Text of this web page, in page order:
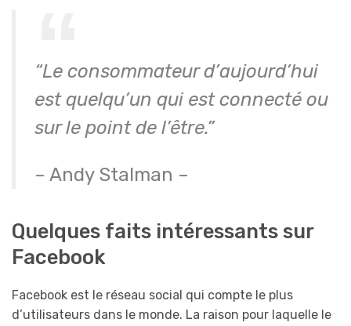
“Le consommateur d’aujourd’hui
est quelqu’un qui est connecté ou
sur le point de l’être.”
– Andy Stalman –
Quelques faits intéressants sur
Facebook
Facebook est le réseau social qui compte le plus
d’utilisateurs dans le monde. La raison pour laquelle le